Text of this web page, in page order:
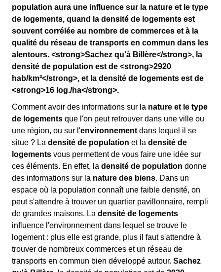
population aura une influence sur la nature et le type
de logements, quand la densité de logements est
souvent corrélée au nombre de commerces et à la
qualité du réseau de transports en commun dans les
alentours. <strong>Sachez qu'à Billère</strong>, la
densité de population est de <strong>2920
hab/km²</strong>, et la densité de logements est de
<strong>16 log./ha</strong>.
Comment avoir des informations sur la nature et le type
de logements que l'on peut retrouver dans une ville ou
une région, ou sur l'environnement dans lequel il se
situe ? La densité de population et la densité de
logements vous permettent de vous faire une idée sur
ces éléments. En effet, la densité de population donne
des informations sur la nature des biens. Dans un
espace où la population connaît une faible densité, on
peut s'attendre à trouver un quartier pavillonnaire, rempli
de grandes maisons. La densité de logements
influence l'environnement dans lequel se trouve le
logement : plus elle est grande, plus il faut s'attendre à
trouver de nombreux commerces et un réseau de
transports en commun bien développé autour. Sachez